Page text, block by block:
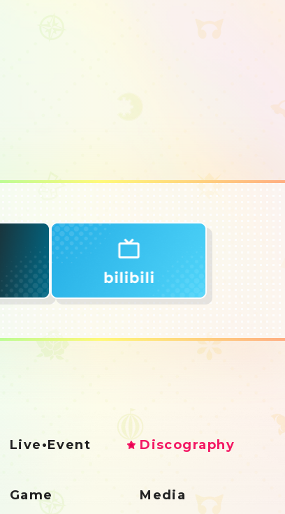
Live•Event Discography
Game Media